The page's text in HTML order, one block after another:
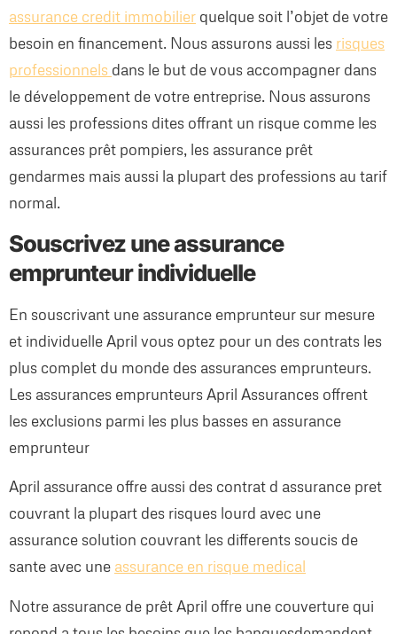
assurance credit immobilier quelque soit l’objet de votre
besoin en financement. Nous assurons aussi les risques
professionnels dans le but de vous accompagner dans
le développement de votre entreprise. Nous assurons
aussi les professions dites offrant un risque comme les
assurances prêt pompiers, les assurance prêt
gendarmes mais aussi la plupart des professions au tarif
normal.
Souscrivez une assurance
emprunteur individuelle
En souscrivant une assurance emprunteur sur mesure
et individuelle April vous optez pour un des contrats les
plus complet du monde des assurances emprunteurs.
Les assurances emprunteurs April Assurances offrent
les exclusions parmi les plus basses en assurance
emprunteur
April assurance offre aussi des contrat d assurance pret
couvrant la plupart des risques lourd avec une
assurance solution couvrant les differents soucis de
sante avec une assurance en risque medical
Notre assurance de prêt April offre une couverture qui